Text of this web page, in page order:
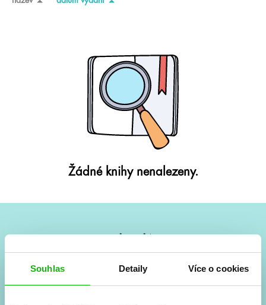
Souhlas Detaily Více o cookies
Žádné knihy nenalezeny.
Vše kolem #youngadult každý měsíc rovnou do mailu!
a seriálové adaptace a další.